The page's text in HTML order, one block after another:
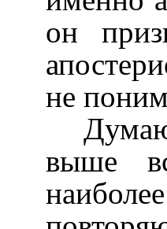
он
не
выше